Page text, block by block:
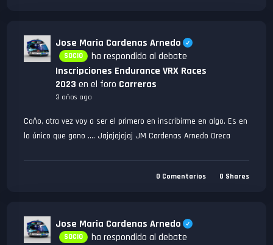
Jose Maria Cardenas Arnedo
SOCIO
ha respondido al debate
Inscripciones Endurance VRX Races
2023 en el foro Carreras
3 años ago
Coño, otra vez voy a ser el primero en inscribirme en algo. Es en
lo único que gano .... Jajajajajaj JM Cardenas Arnedo Oreca
0 Comentarios 0 Shares
Jose Maria Cardenas Arnedo
SOCIO
ha respondido al debate